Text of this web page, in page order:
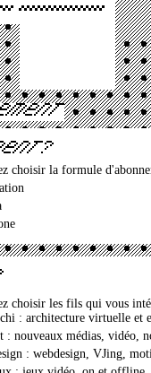
choisir la formule
choisir les fils qui vous
: architecture virtuelle et
: nouveaux médias, vidéo,
: webdesign, VJing,